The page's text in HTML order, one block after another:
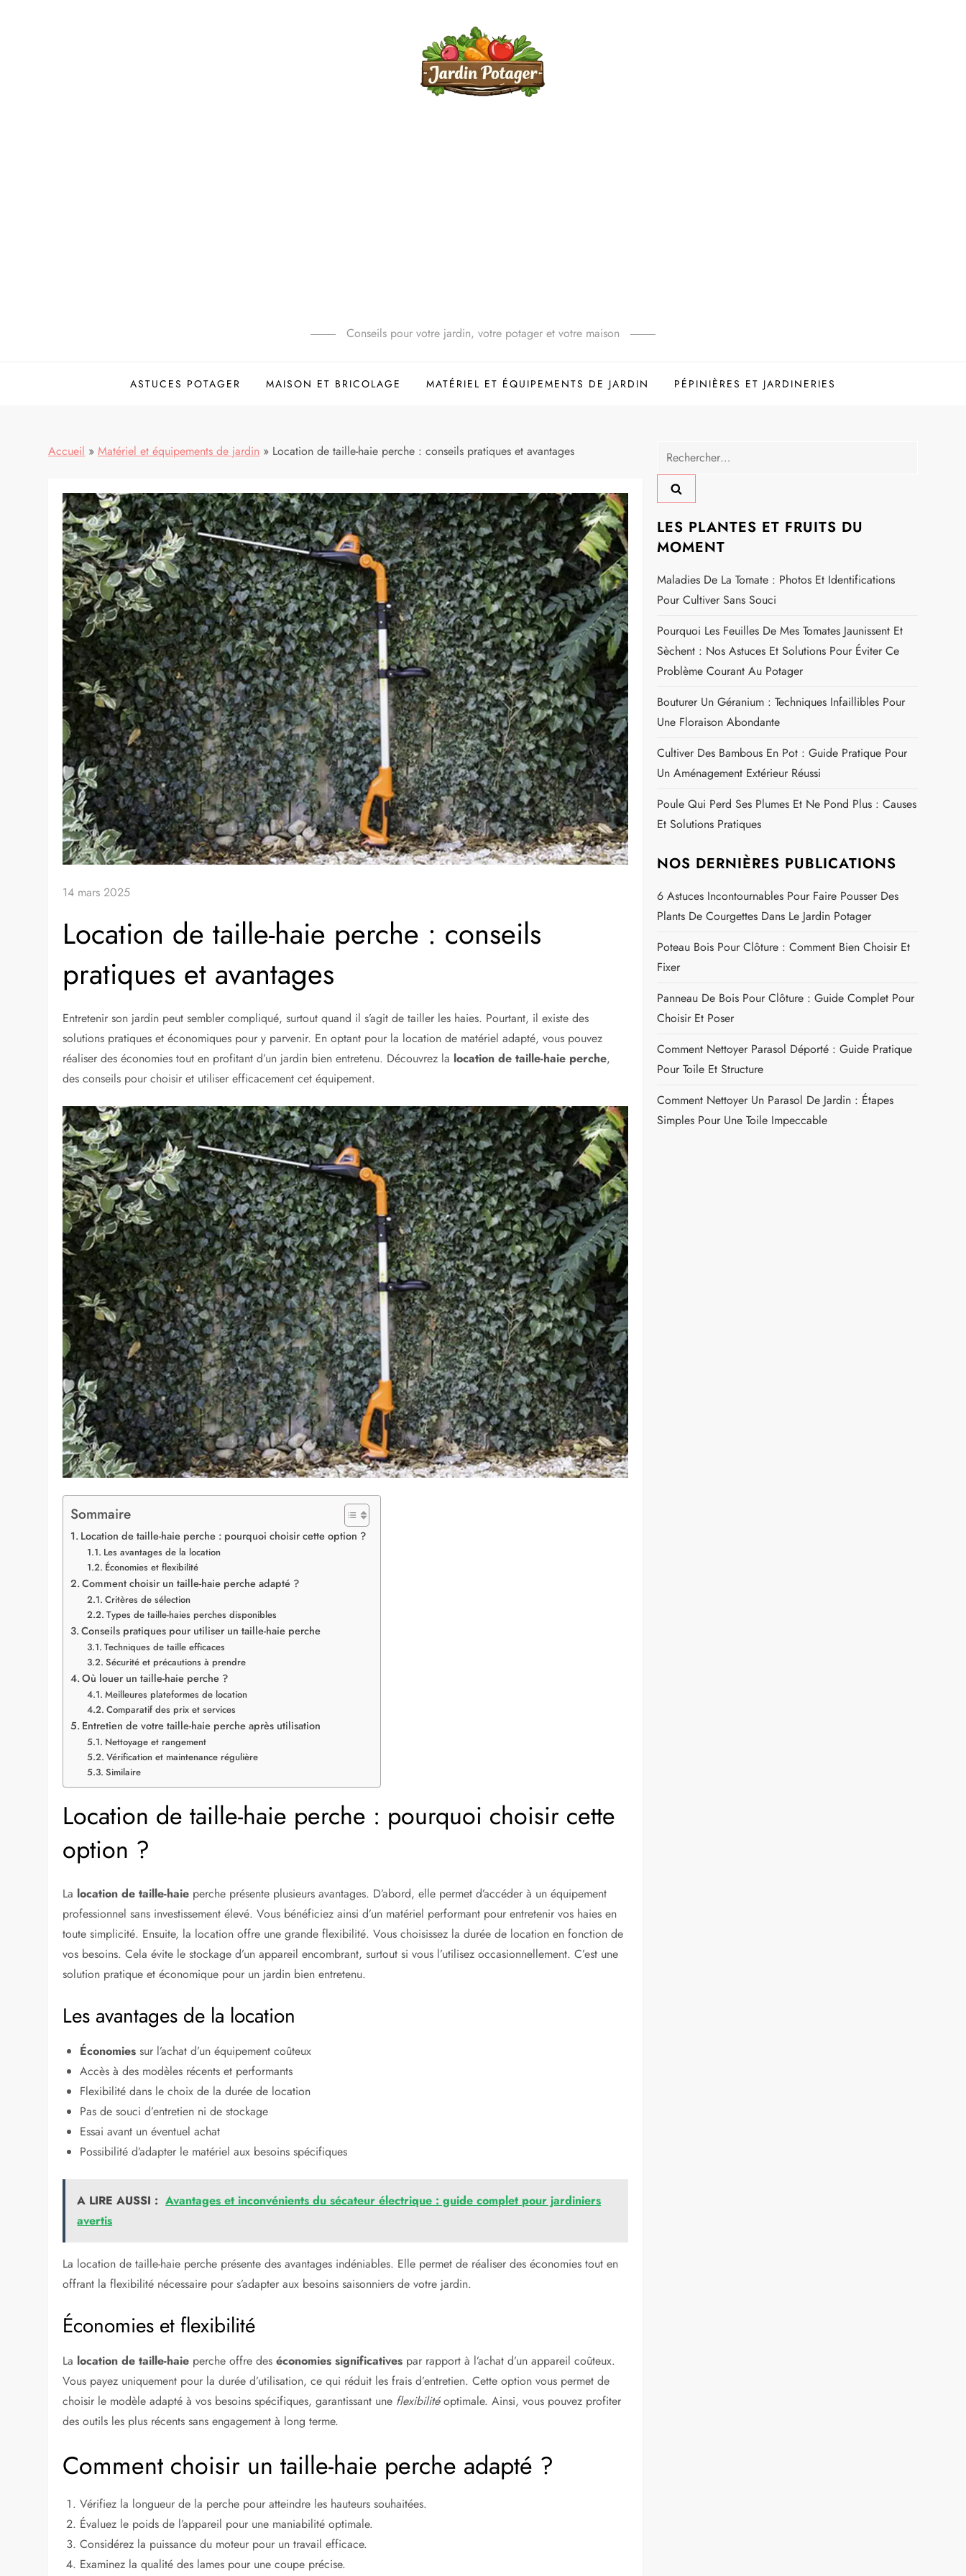
Conseils pour votre jardin, votre potager et votre maison
ASTUCES POTAGER MAISON ET BRICOLAGE MATÉRIEL ET ÉQUIPEMENTS DE JARDIN PÉPINIÈRES ET JARDINERIES
Accueil »Matériel et équipements de jardin » Location de taille-haie perche : conseils pratiques et avantages
14 mars 2025
Location de taille-haie perche : conseils
pratiques et avantages
Entretenir son jardin peut sembler compliqué, surtout quand il s’agit de tailler les haies. Pourtant, il existe des
solutions pratiques et économiques pour y parvenir. En optant pour la location de matériel adapté, vous pouvez
réaliser des économies tout en profitant d’un jardin bien entretenu. Découvrez la location de taille-haie perche,
des conseils pour choisir et utiliser efficacement cet équipement.
Sommaire
Location de taille-haie perche : pourquoi choisir cette option ?
Les avantages de la location
Économies et flexibilité
Comment choisir un taille-haie perche adapté ?
Critères de sélection
Types de taille-haies perches disponibles
Conseils pratiques pour utiliser un taille-haie perche
Techniques de taille efficaces
Sécurité et précautions à prendre
Où louer un taille-haie perche ?
Meilleures plateformes de location
Comparatif des prix et services
Entretien de votre taille-haie perche après utilisation
Nettoyage et rangement
Vérification et maintenance régulière
Similaire
Location de taille-haie perche : pourquoi choisir cette
option ?
La location de taille-haie perche présente plusieurs avantages. D’abord, elle permet d’accéder à un équipement
professionnel sans investissement élevé. Vous bénéficiez ainsi d’un matériel performant pour entretenir vos haies en
toute simplicité. Ensuite, la location offre une grande flexibilité. Vous choisissez la durée de location en fonction de
vos besoins. Cela évite le stockage d’un appareil encombrant, surtout si vous l’utilisez occasionnellement. C’est une
solution pratique et économique pour un jardin bien entretenu.
Les avantages de la location
Économies sur l’achat d’un équipement coûteux
Accès à des modèles récents et performants
Flexibilité dans le choix de la durée de location
Pas de souci d’entretien ni de stockage
Essai avant un éventuel achat
Possibilité d’adapter le matériel aux besoins spécifiques
A LIRE AUSSI : Avantages et inconvénients du sécateur électrique : guide complet pour jardiniers
avertis
La location de taille-haie perche présente des avantages indéniables. Elle permet de réaliser des économies tout en
offrant la flexibilité nécessaire pour s’adapter aux besoins saisonniers de votre jardin.
Économies et flexibilité
La location de taille-haie perche offre deséconomies significatives par rapport à l’achat d’un appareil coûteux.
Vous payez uniquement pour la durée d’utilisation, ce qui réduit les frais d’entretien. Cette option vous permet de
choisir le modèle adapté à vos besoins spécifiques, garantissant une flexibilitéoptimale. Ainsi, vous pouvez profiter
des outils les plus récents sans engagement à long terme.
Comment choisir un taille-haie perche adapté ?
Vérifiez la longueur de la perche pour atteindre les hauteurs souhaitées.
Évaluez le poids de l’appareil pour une maniabilité optimale.
Considérez la puissance du moteur pour un travail efficace.
Examinez la qualité des lames pour une coupe précise.
Rechercher :
LES PLANTES ET FRUITS DU
MOMENT
Maladies De La Tomate : Photos Et Identifications
Pour Cultiver Sans Souci
Pourquoi Les Feuilles De Mes Tomates Jaunissent Et
Sèchent : Nos Astuces Et Solutions Pour Éviter Ce
Problème Courant Au Potager
Bouturer Un Géranium : Techniques Infaillibles Pour
Une Floraison Abondante
Cultiver Des Bambous En Pot : Guide Pratique Pour
Un Aménagement Extérieur Réussi
Poule Qui Perd Ses Plumes Et Ne Pond Plus : Causes
Et Solutions Pratiques
NOS DERNIÈRES PUBLICATIONS
6 Astuces Incontournables Pour Faire Pousser Des
Plants De Courgettes Dans Le Jardin Potager
Poteau Bois Pour Clôture : Comment Bien Choisir Et
Fixer
Panneau De Bois Pour Clôture : Guide Complet Pour
Choisir Et Poser
Comment Nettoyer Parasol Déporté : Guide Pratique
Pour Toile Et Structure
Comment Nettoyer Un Parasol De Jardin : Étapes
Simples Pour Une Toile Impeccable